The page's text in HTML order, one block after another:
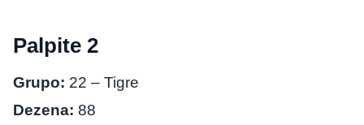
Palpite 2
Grupo: 22 – Tigre
Dezena: 88